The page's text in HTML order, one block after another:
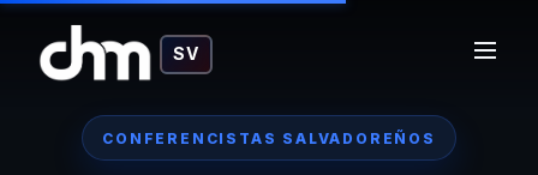
SV
CONFERENCISTAS SALVADOREÑOS